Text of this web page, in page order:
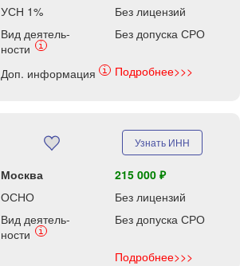
УСН 1%
Без лицензий
Вид деятель-
ности
i
Без допуска СРО
Доп. информация i Подробнее>>>
Узнать ИНН
Москва
215 000 ₽
ОСНО
Без лицензий
Вид деятель-
ности
i
Без допуска СРО
Подробнее>>>